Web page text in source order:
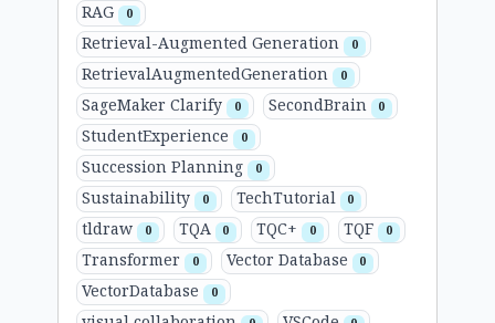
RAG 0
Retrieval-Augmented Generation 0
RetrievalAugmentedGeneration 0
SageMaker Clarify 0 SecondBrain 0
StudentExperience 0
Succession Planning 0
Sustainability 0 TechTutorial 0
tldraw 0 TQA 0 TQC+ 0 TQF 0
Transformer 0 Vector Database 0
VectorDatabase 0